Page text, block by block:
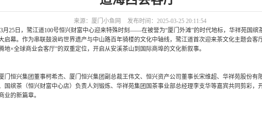
来源：厦门小鱼网
发布时间：2025-03-25 20:11:54
月25日，鹭江道100号恒兴财富中心迎来特殊时刻——在被誉为“厦门外滩”的时代地标，华祥苑国缤
启幕。作为串联鼓浪屿世界遗产与中山路百年骑楼的文化中轴线，鹭江道首次迎来茶文化主题会客
地×全球商业会客厅”的双重定位，开启从安溪茶山到国际商埠的文化新叙事。
门恒兴集团董事柯希杰、厦门恒兴集团副总裁王伟文、恒兴资产公司董事长宋维超、华祥苑股份有
国缤茶（恒兴财富中心店）负责人刘锻炼、华祥苑集团国茶事业部总经理李支华等嘉宾共同剪彩，
业的新篇章。